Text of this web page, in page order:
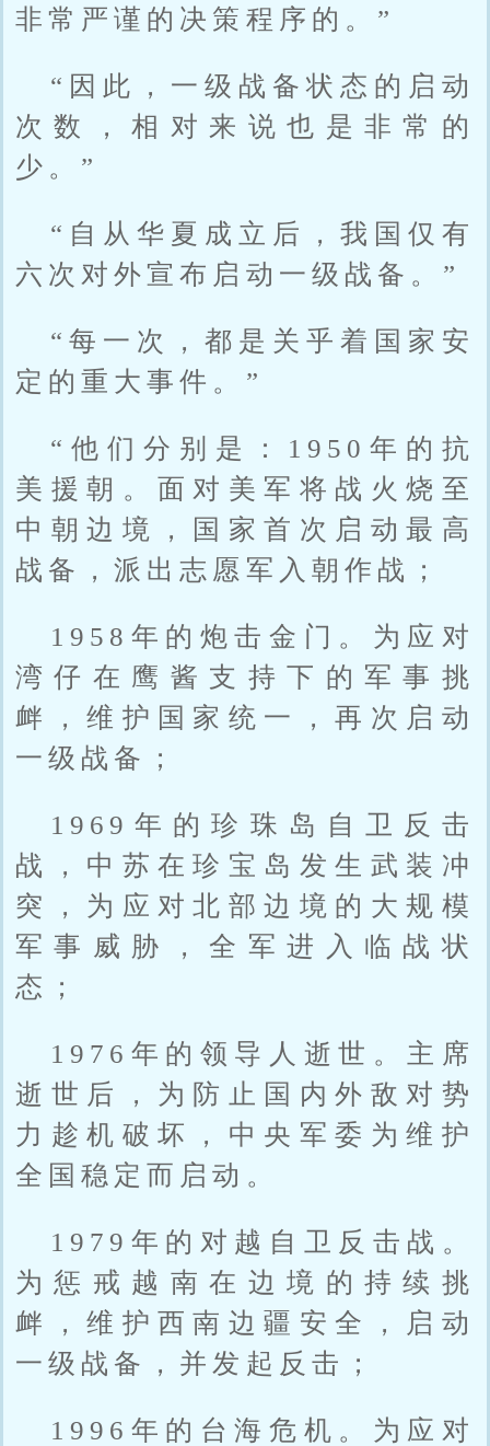
非常严谨的决策程序的。”
“因此，一级战备状态的启动
次数，相对来说也是非常的
少。”
“自从华夏成立后，我国仅有
六次对外宣布启动一级战备。”
“每一次，都是关乎着国家安
定的重大事件。”
“他们分别是：1950年的抗
美援朝。面对美军将战火烧至
中朝边境，国家首次启动最高
战备，派出志愿军入朝作战；
1958年的炮击金门。为应对
湾仔在鹰酱支持下的军事挑
衅，维护国家统一，再次启动
一级战备；
1969年的珍珠岛自卫反击
战，中苏在珍宝岛发生武装冲
突，为应对北部边境的大规模
军事威胁，全军进入临战状
态；
1976年的领导人逝世。主席
逝世后，为防止国内外敌对势
力趁机破坏，中央军委为维护
全国稳定而启动。
1979年的对越自卫反击战。
为惩戒越南在边境的持续挑
衅，维护西南边疆安全，启动
一级战备，并发起反击；
1996年的台海危机。为应对